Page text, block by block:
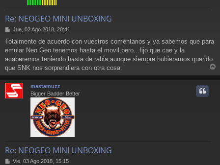
Re: NEOGEO MINI UNBOXING
M
n
s
a
j
Jue, 02 Ago 2018, 20:41
Totalmente de acuerdo con vuestros comentarios y ya sabemos que para
emular Neo Geo tenemos hasta el movil,pero...fijo que cae y la
acabaremos teniendo hasta de rabia,aunque siempre hubieramos querido
que SNK nos sorprendiera con otra cosa.
r
mastamuzz
Bigger Badder Better
Re: NEOGEO MINI UNBOXING
M
Vie, 03 Ago 2018, 15:15